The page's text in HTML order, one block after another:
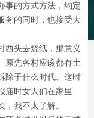
事的方式方法，约定
务的同时，也接受大
西头去烧纸，那意义
原先各村应该都有土
除于什么时代。这时
庙时女人们在家里
我不太了解。